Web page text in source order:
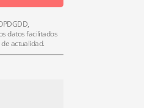
datos facilitados
actualidad.